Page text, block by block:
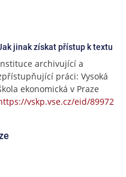
jinak získat přístup k textu
archivující a
práci: Vysoká
ekonomická v Praze
vskp.vse.cz/eid/89972